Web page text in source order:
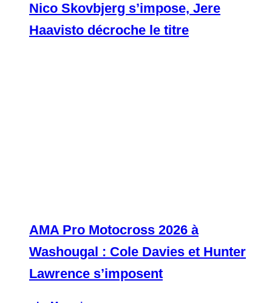
Nico Skovbjerg s’impose, Jere
Haavisto décroche le titre
AMA Pro Motocross 2026 à
Washougal : Cole Davies et Hunter
Lawrence s’imposent